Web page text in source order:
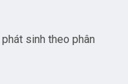
sinh theo phân